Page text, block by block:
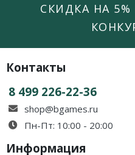
СКИДКА НА
Контакты
8 499 226-22-36
shop@bgames.ru
Пн-Пт: 10:00 - 20:00
Информация